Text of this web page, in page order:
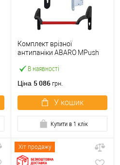
В наявності
Комплект врізної
антипаніки ABARO МPush
червоний із замком та
Ціна 5 086 грн.
У кошик
Купити в 1 клік
Хіт продажу